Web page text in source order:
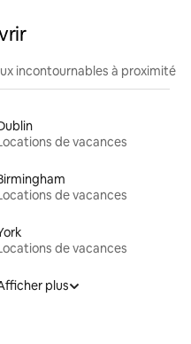
incontournables à proximité
de vacances
de vacances
de vacances
plus